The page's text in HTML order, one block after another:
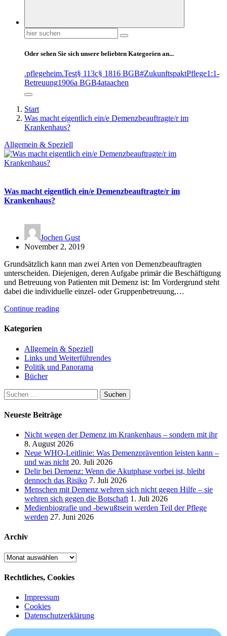
Suchen
nach:
Oder sehen Sie sich unsere beliebten Kategorien an...
.pflegeheim.Test§ 113c§ 1816 BGB#ZukunftspaktPflege1:1-
Betreuung1906a BGB4ataachen
Start
Was macht eigentlich ein/e Demenzbeauftragte/r im
Krankenhaus?
Allgemein & Speziell
Was macht eigentlich ein/e Demenzbeauftragte/r im
Krankenhaus?
Jochen Gust
November 2, 2019
Grundsätzlich kann man zwei Arten von Demenzbeauftragten
unterscheiden. Diejenigen, deren Aufgabe primär die Beschäftigung
und Betreuung von Patienten mit Demenz ist: Im Vordergrund steht
dabei die individuelle einzel- oder Gruppenbetreuung,…
Continue reading
Kategorien
Allgemein & Speziell
Links und Weiterführendes
Politik und Panorama
Bücher
Suchen
nach:
Neueste Beiträge
Nicht wegen der Demenz im Krankenhaus – sondern mit ihr
8. August 2026
Neue WHO-Leitlinie: Was Demenzprävention leisten kann –
und was nicht 20. Juli 2026
Delir bei Demenz: Wenn die Akutphase vorbei ist, bleibt
dennoch das Risiko 7. Juli 2026
Menschen mit Demenz wehren sich nicht gegen Hilfe – sie
wehren sich gegen die Botschaft 1. Juli 2026
Medienbiografie und -bewußtsein werden Teil der Pflege
werden 27. Juni 2026
Archiv
Archiv
Rechtliches, Cookies
Impressum
Cookies
Datenschutzerklärung